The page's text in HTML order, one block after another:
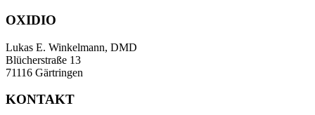
OXIDIO
Lukas E. Winkelmann, DMD
Blücherstraße 13
71116 Gärtringen
KONTAKT